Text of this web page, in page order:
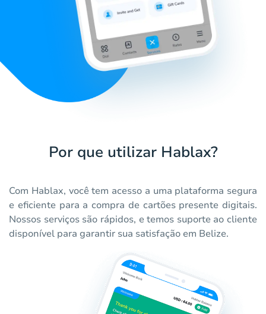
Por que utilizar Hablax?
Com Hablax, você tem acesso a uma plataforma segura
e eficiente para a compra de cartões presente digitais.
Nossos serviços são rápidos, e temos suporte ao cliente
disponível para garantir sua satisfação em Belize.